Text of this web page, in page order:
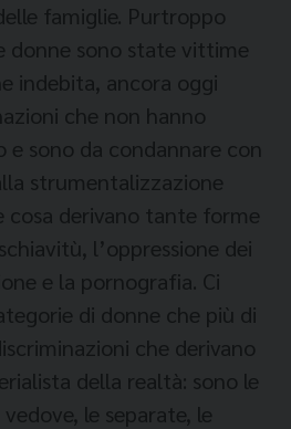
famiglie. Purtroppo
donne sono state vittime
indebita, ancora oggi
che non hanno
sono da condannare con
strumentalizzazione
cosa derivano tante forme
l’oppressione dei
e la pornografia. Ci
di donne che più di
che derivano
della realtà: sono le
le separate, le